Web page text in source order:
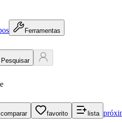
Ferramentas
Pesquisar
comparar favorito lista